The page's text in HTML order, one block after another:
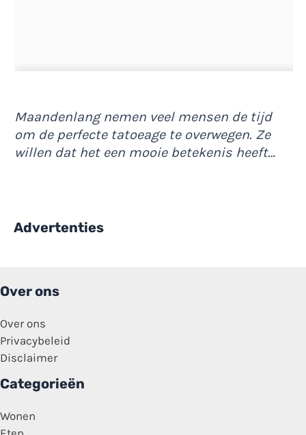
Maandenlang nemen veel mensen de tijd
om de perfecte tatoeage te overwegen. Ze
willen dat het een mooie betekenis heeft…
Advertenties
Over ons
Over ons
Privacybeleid
Disclaimer
Categorieën
Wonen